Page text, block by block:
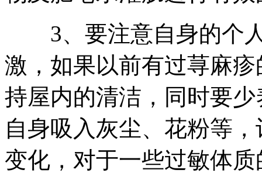
3、要注意自身的个人
激，如果以前有过荨麻
持屋内的清洁，同时要
自身吸入灰尘、花粉等
变化，对于一些过敏体